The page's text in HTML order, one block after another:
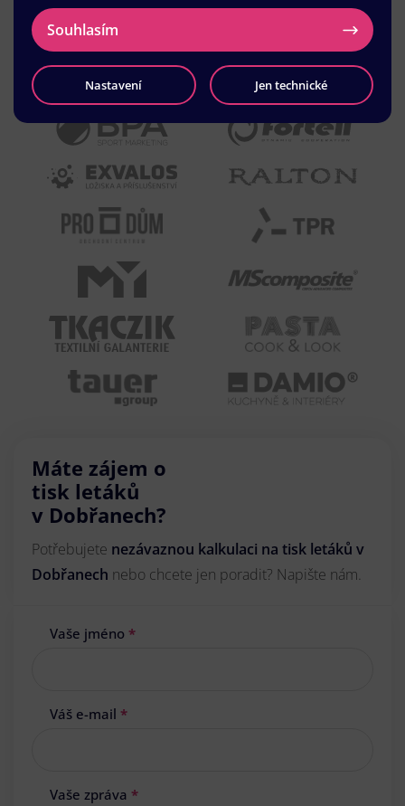
Máte zájem o
tisk letáků
v Dobřanech?
Potřebujete nezávaznou kalkulaci na tisk letáků v
Dobřanech nebo chcete jen poradit? Napište nám.
Vaše jméno *
Váš e-mail *
Vaše zpráva *
Souhlasím
Nastavení Jen technické